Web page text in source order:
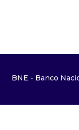
BNE - Banco